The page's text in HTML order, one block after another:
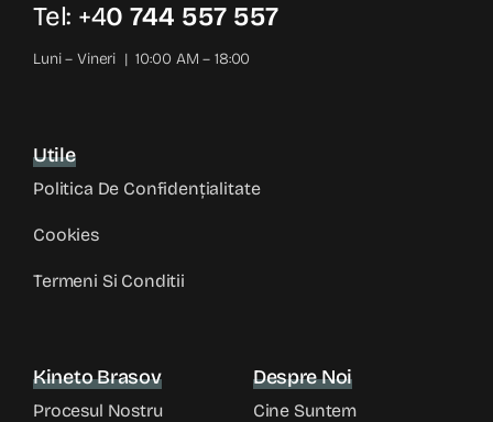
Tel: +40 744 557 557
Luni – Vineri | 10:00 AM – 18:00
Utile
Politica De Confidențialitate
Cookies
Termeni Si Conditii
Kineto Brasov
Procesul Nostru
Despre Noi
Cine Suntem